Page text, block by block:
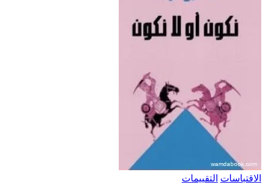
الاقتباسات التقييمات